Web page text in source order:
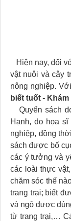
Hiện nay, đối
vật nuôi và cây
nông nghiệp.
biết tuốt -
Quyển sách
Hạnh, do họa sĩ
nghiệp, đồng
sách được bố
các ý tưởng và
các loài thực
chăm sóc thế
trang trại; biết
và ngô được
từ trang trại,…